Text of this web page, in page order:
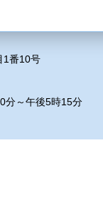
1番10号
分～午後5時15分